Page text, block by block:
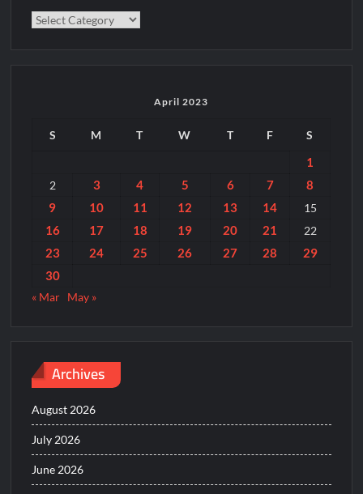
Categories
April 2023
S M T W T F S
1
2 3 4 5 6 7
8
9
10 11 12 13 14 15
16 17 18 19 20 21 22
23 24 25 26 27 28
29
30
« Mar May »
Archives
August 2026
July 2026
June 2026